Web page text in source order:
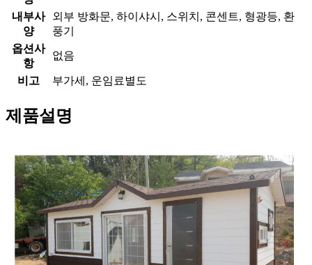
내부사
양
외부 방화문, 하이샤시, 스위치, 콘센트, 형광등, 환
풍기
옵션사
항
없음
비고 부가세, 운임료별도
제품설명